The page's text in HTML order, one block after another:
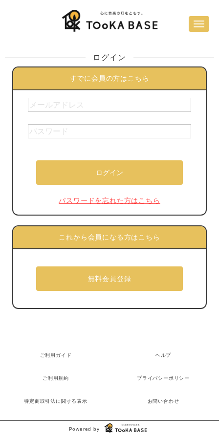
ログイン
すでに会員の方はこちら
パスワードを忘れた方はこちら
これから会員になる方はこちら
ご利用ガイド ヘルプ
ご利用規約 プライバシーポリシー
特定商取引法に関する表示 お問い合わせ
Powered by